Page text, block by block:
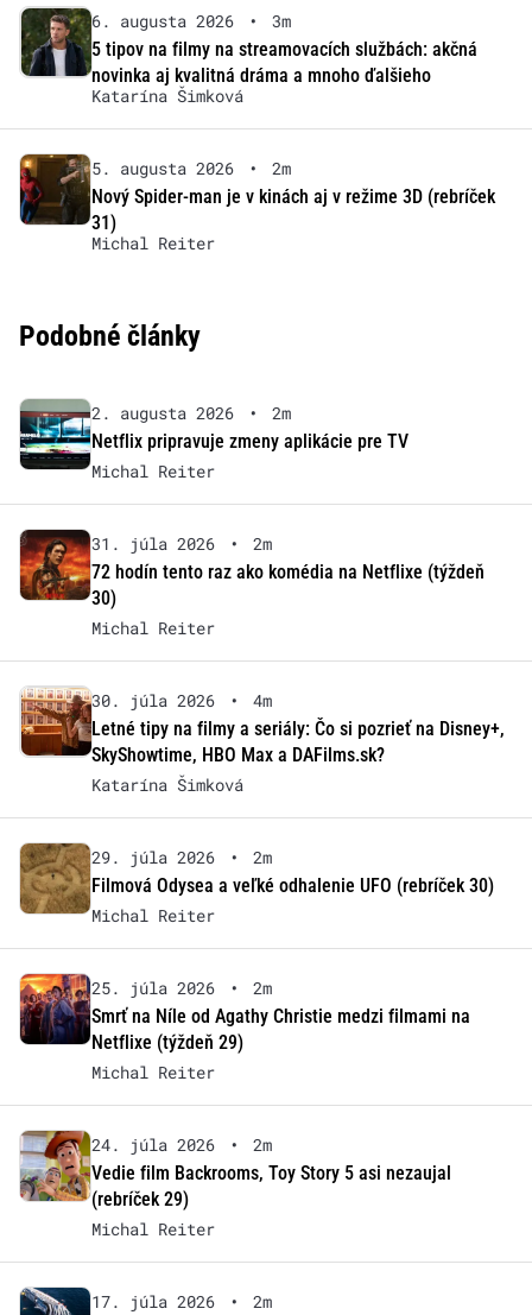
6. augusta 2026 •
3m
5 tipov na filmy na streamovacích službách: akčná
novinka aj kvalitná dráma a mnoho ďalšieho
Katarína Šimková
5. augusta 2026 •
2m
Nový Spider-man je v kinách aj v režime 3D (rebríček
31)
Michal Reiter
Podobné články
2. augusta 2026 •
2m
Netflix pripravuje zmeny aplikácie pre TV
Michal Reiter
31. júla 2026 •
2m
72 hodín tento raz ako komédia na Netflixe (týždeň
30)
Michal Reiter
30. júla 2026 •
4m
Letné tipy na filmy a seriály: Čo si pozrieť na Disney+,
SkyShowtime, HBO Max a DAFilms.sk?
Katarína Šimková
29. júla 2026 •
2m
Filmová Odysea a veľké odhalenie UFO (rebríček 30)
Michal Reiter
25. júla 2026 •
2m
Smrť na Níle od Agathy Christie medzi filmami na
Netflixe (týždeň 29)
Michal Reiter
24. júla 2026 •
2m
Vedie film Backrooms, Toy Story 5 asi nezaujal
(rebríček 29)
Michal Reiter
17. júla 2026 •
2m